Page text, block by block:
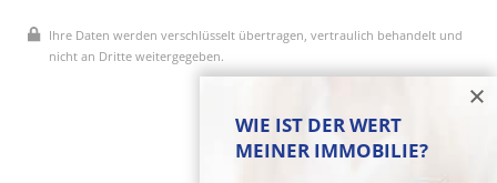
Ihre Daten werden verschlüsselt übertragen, vertraulich behandelt und
nicht an Dritte weitergegeben.
WIE IST DER WERT
MEINER IMMOBILIE?